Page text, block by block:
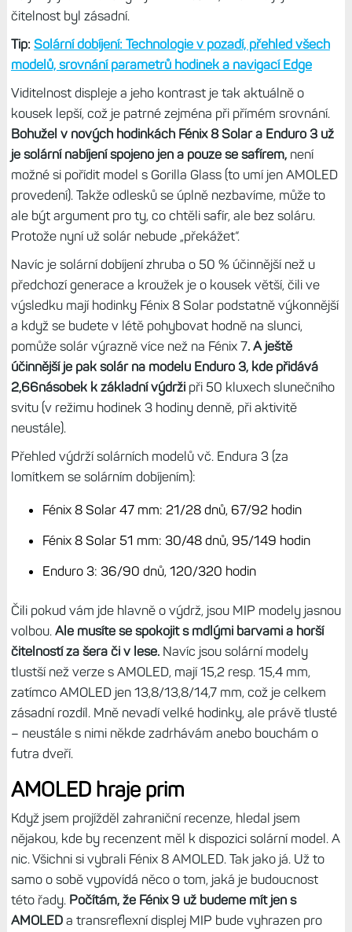
Edge 540/840/1040 Solar. Nicméně Garmin si tohoto je
vědom a v nové verzi solárního dobíjení udělal zásadní
pokrok.
protože nemá měděný odstín, ale je krásně černý
splývá). Navíc tu není solární vrstva přes displej, takže
nezhoršuje jeho optické vlastnosti. Podle Garminu je tu
sice stále sklo Power Saphire, nicméně reálně už tu
solární vrstva přes displej vlastně není. Což je jedině dobře,
stejně její účinnost byla jen cca 10 %, zatímco její vliv na
čitelnost byl zásadní.
modelů, srovnání parametrů hodinek a navigací Edge
Viditelnost displeje a jeho kontrast je tak aktuálně o
kousek lepší, což je patrné zejména při přímém srovnání.
Bohužel v nových hodinkách Fénix 8 Solar a Enduro 3 už
je solární nabíjení spojeno jen a pouze se safírem,není
možné si pořídit model s Gorilla Glass (to umí jen AMOLED
provedení). Takže odlesků se úplně nezbavíme, může to
ale být argument pro ty, co chtěli safír, ale bez soláru.
Navíc je solární dobíjení zhruba o 50 % účinnější než u
výsledku mají hodinky Fénix 8 Solar podstatně výkonnější
a když se budete v létě pohybovat hodně na slunci,
účinnější je pak solár na modelu Enduro 3, kde přidává
svitu (v režimu hodinek 3 hodiny denně, při aktivitě
neustále).
Přehled výdrží solárních modelů vč. Endura 3 (za
lomítkem se solárním dobíjením):
Fénix 8 Solar 47 mm: 21/28 dnů, 67/92 hodin
Fénix 8 Solar 51 mm: 30/48 dnů, 95/149 hodin
Enduro 3: 36/90 dnů, 120/320 hodin
Čili pokud vám jde hlavně o výdrž, jsou MIP modely jasnou
volbou.Ale musíte se spokojit s mdlými barvami a horší
čitelností za šera či v lese. Navíc jsou solární modely
tlustší než verze s AMOLED, mají 15,2 resp. 15,4 mm,
zatímco AMOLED jen 13,8/13,8/14,7 mm, což je celkem
zásadní rozdíl. Mně nevadí velké hodinky, ale právě tlusté